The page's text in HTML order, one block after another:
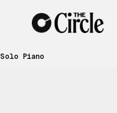
Solo Piano